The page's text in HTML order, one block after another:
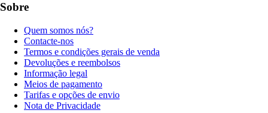
Sobre
Quem somos nós?
Contacte-nos
Termos e condições gerais de venda
Devoluções e reembolsos
Informação legal
Meios de pagamento
Tarifas e opções de envio
Nota de Privacidade